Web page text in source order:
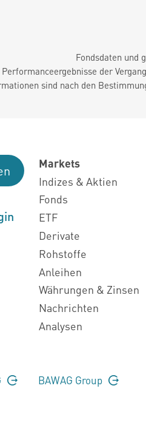
Fondsdaten und
Performanceergebnisse der
sind nach den
Markets
Indizes & Aktien
Fonds
ETF
Derivate
Rohstoffe
Anleihen
Währungen & Zinsen
Nachrichten
Analysen
BAWAG Group